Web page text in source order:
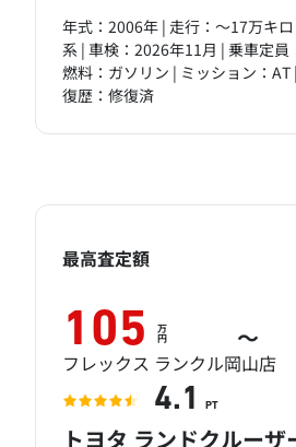
年式：2006年 | 走行：～17万キ
系 | 車検：2026年11月 | 乗車定員
燃料：ガソリン | ミッション：
復歴：修復済
トヨタ ランドクルー
最高査定額
105 万
円 ～
フレックス ランクル岡山店
4.1 PT